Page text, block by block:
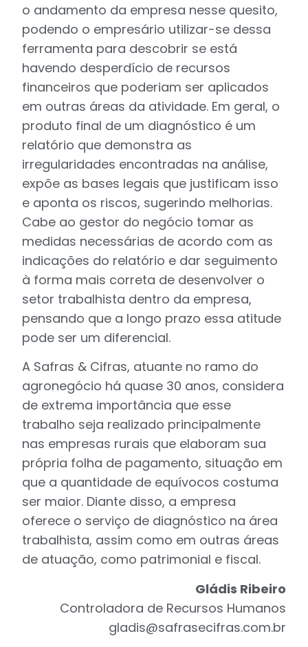
o andamento da empresa nesse quesito,
podendo o empresário utilizar-se dessa
ferramenta para descobrir se está
havendo desperdício de recursos
financeiros que poderiam ser aplicados
em outras áreas da atividade. Em geral, o
produto final de um diagnóstico é um
relatório que demonstra as
irregularidades encontradas na análise,
expõe as bases legais que justificam isso
e aponta os riscos, sugerindo melhorias.
Cabe ao gestor do negócio tomar as
medidas necessárias de acordo com as
indicações do relatório e dar seguimento
à forma mais correta de desenvolver o
setor trabalhista dentro da empresa,
pensando que a longo prazo essa atitude
pode ser um diferencial.
A Safras & Cifras, atuante no ramo do
agronegócio há quase 30 anos, considera
de extrema importância que esse
trabalho seja realizado principalmente
nas empresas rurais que elaboram sua
própria folha de pagamento, situação em
que a quantidade de equívocos costuma
ser maior. Diante disso, a empresa
oferece o serviço de diagnóstico na área
trabalhista, assim como em outras áreas
de atuação, como patrimonial e fiscal.
Gládis Ribeiro
Controladora de Recursos Humanos
gladis@safrasecifras.com.br